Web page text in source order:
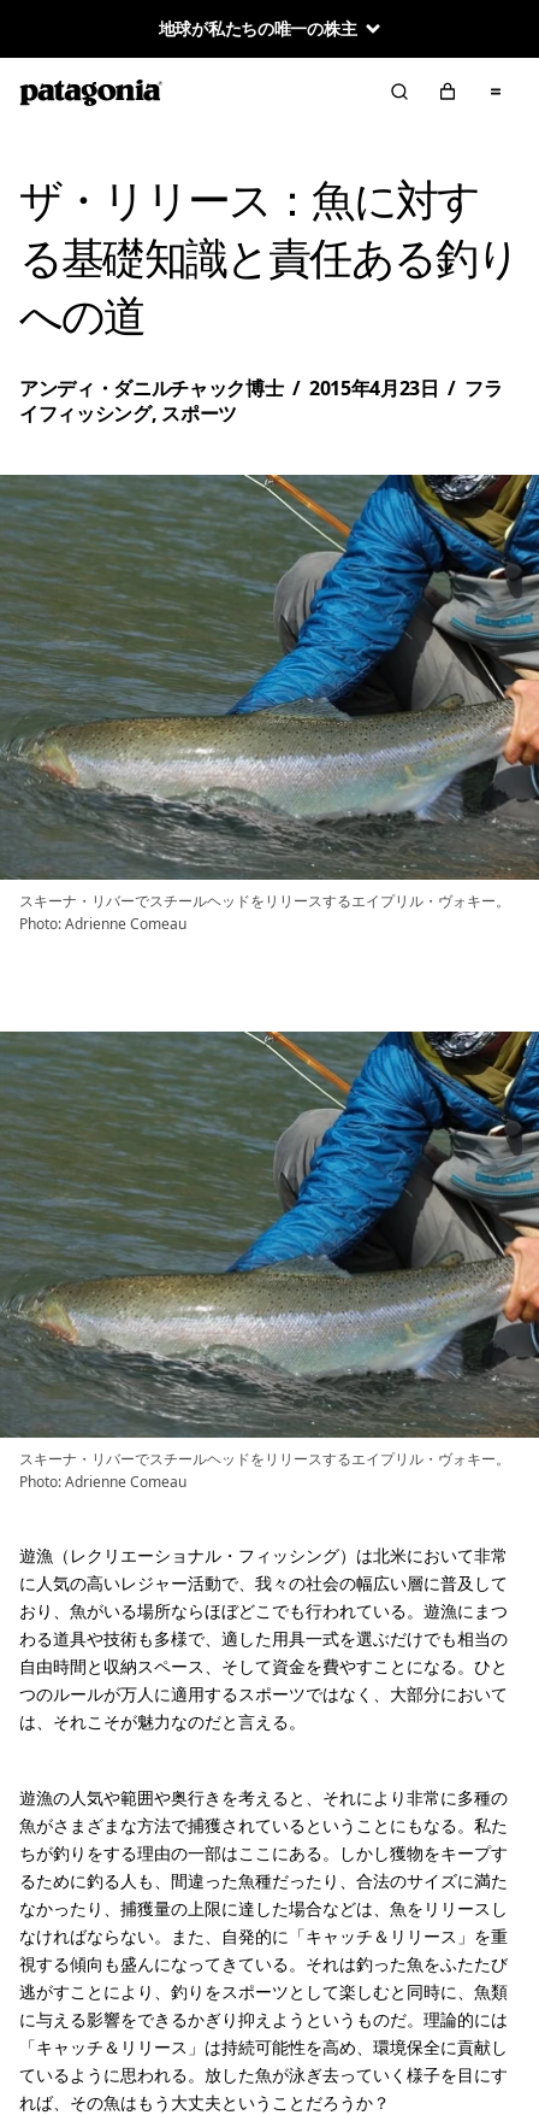
地球が私たちの唯一の株主
ザ・リリース：魚に対す
る基礎知識と責任ある釣り
への道
アンディ・ダニルチャック博士 / 2015年4月23日 / フラ
イフィッシング, スポーツ
スキーナ・リバーでスチールヘッドをリリースするエイプリル・ヴォキー。
Photo: Adrienne Comeau
スキーナ・リバーでスチールヘッドをリリースするエイプリル・ヴォキー。
Photo: Adrienne Comeau
遊漁（レクリエーショナル・フィッシング）は北米において非常
に人気の高いレジャー活動で、我々の社会の幅広い層に普及して
おり、魚がいる場所ならほぼどこでも行われている。遊漁にまつ
わる道具や技術も多様で、適した用具一式を選ぶだけでも相当の
自由時間と収納スペース、そして資金を費やすことになる。ひと
つのルールが万人に適用するスポーツではなく、大部分において
は、それこそが魅力なのだと言える。
遊漁の人気や範囲や奥行きを考えると、それにより非常に多種の
魚がさまざまな方法で捕獲されているということにもなる。私た
ちが釣りをする理由の一部はここにある。しかし獲物をキープす
るために釣る人も、間違った魚種だったり、合法のサイズに満た
なかったり、捕獲量の上限に達した場合などは、魚をリリースし
なければならない。また、自発的に「キャッチ＆リリース」を重
視する傾向も盛んになってきている。それは釣った魚をふたたび
逃がすことにより、釣りをスポーツとして楽しむと同時に、魚類
に与える影響をできるかぎり抑えようというものだ。理論的には
「キャッチ＆リリース」は持続可能性を高め、環境保全に貢献し
ているように思われる。放した魚が泳ぎ去っていく様子を目にす
れば、その魚はもう大丈夫ということだろうか？